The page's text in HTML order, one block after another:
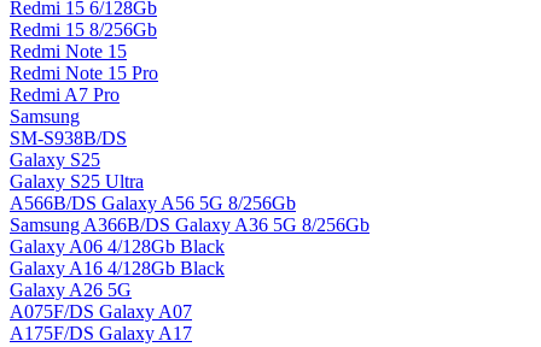
Redmi 15 6/128Gb
Redmi 15 8/256Gb
Redmi Note 15
Redmi Note 15 Pro
Redmi A7 Pro
Samsung
SM-S938B/DS
Galaxy S25
Galaxy S25 Ultra
A566B/DS Galaxy A56 5G 8/256Gb
Samsung A366B/DS Galaxy A36 5G 8/256Gb
Galaxy A06 4/128Gb Black
Galaxy A16 4/128Gb Black
Galaxy A26 5G
A075F/DS Galaxy A07
A175F/DS Galaxy A17